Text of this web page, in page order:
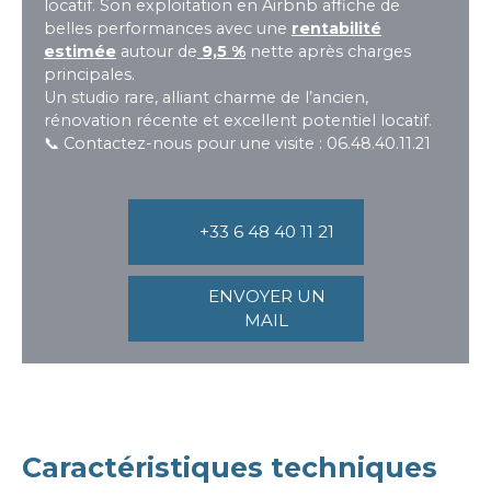
locatif. Son exploitation en Airbnb affiche de
belles performances avec une rentabilité
estimée autour de 9,5 % nette après charges
principales.
Un studio rare, alliant charme de l’ancien,
rénovation récente et excellent potentiel locatif.
📞 Contactez-nous pour une visite : 06.48.40.11.21
+33 6 48 40 11 21
ENVOYER UN
MAIL
Caractéristiques techniques